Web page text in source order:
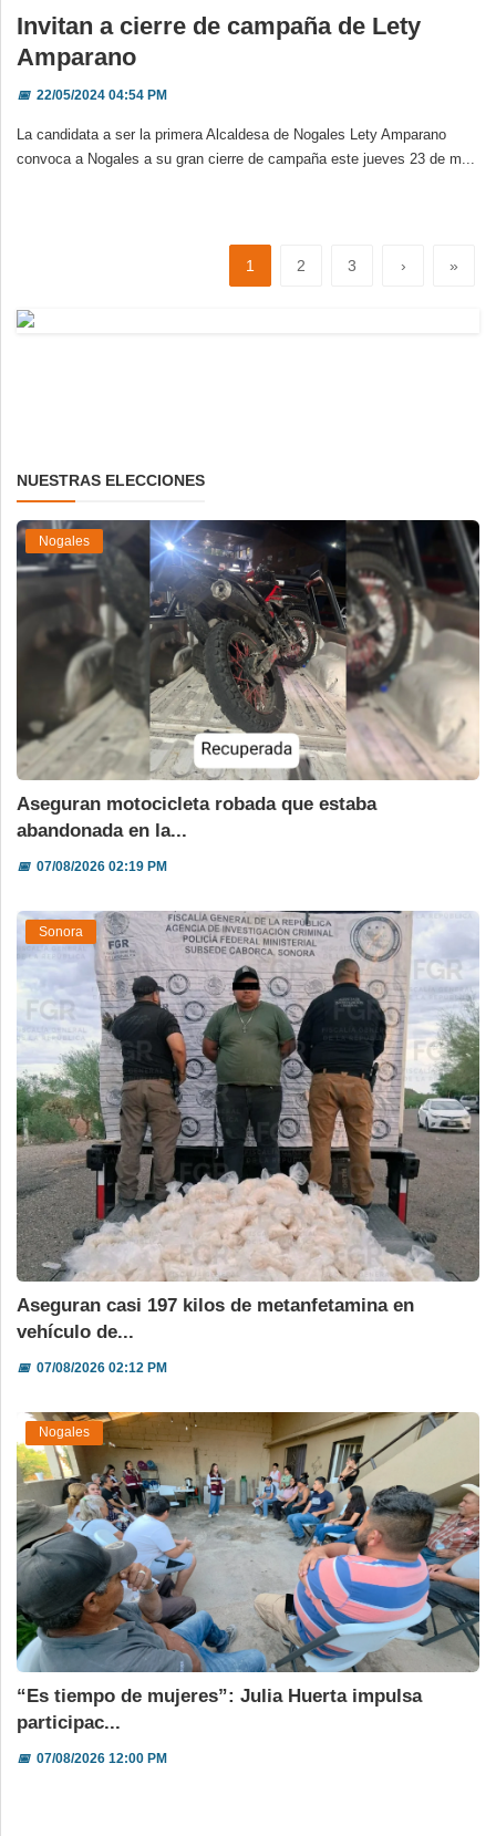
Invitan a cierre de campaña de Lety
Amparano
📅22/05/2024 04:54 PM
La candidata a ser la primera Alcaldesa de Nogales Lety Amparano
convoca a Nogales a su gran cierre de campaña este jueves 23 de m...
1 2 3 › »
NUESTRAS ELECCIONES
Nogales
Aseguran motocicleta robada que estaba
abandonada en la...
📅07/08/2026 02:19 PM
Sonora
Aseguran casi 197 kilos de metanfetamina en
vehículo de...
📅07/08/2026 02:12 PM
Nogales
“Es tiempo de mujeres”: Julia Huerta impulsa
participac...
📅07/08/2026 12:00 PM